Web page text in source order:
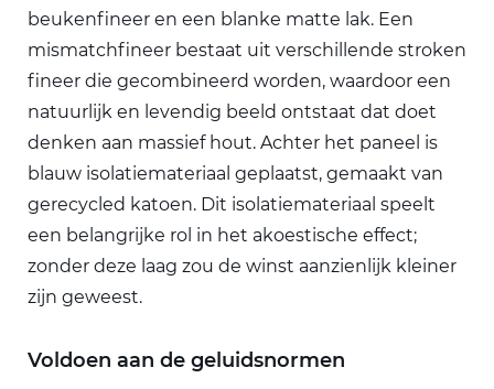
beukenfineer en een blanke matte lak. Een
mismatchfineer bestaat uit verschillende stroken
fineer die gecombineerd worden, waardoor een
natuurlijk en levendig beeld ontstaat dat doet
denken aan massief hout. Achter het paneel is
blauw isolatiemateriaal geplaatst, gemaakt van
gerecycled katoen. Dit isolatiemateriaal speelt
een belangrijke rol in het akoestische effect;
zonder deze laag zou de winst aanzienlijk kleiner
zijn geweest.
Voldoen aan de geluidsnormen